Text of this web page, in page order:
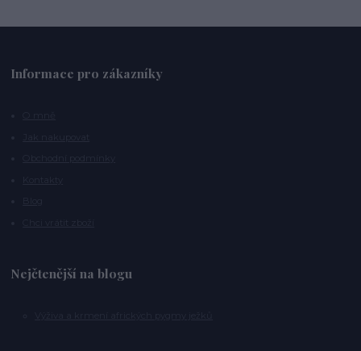
Informace pro zákazníky
Nejčtenější na blogu